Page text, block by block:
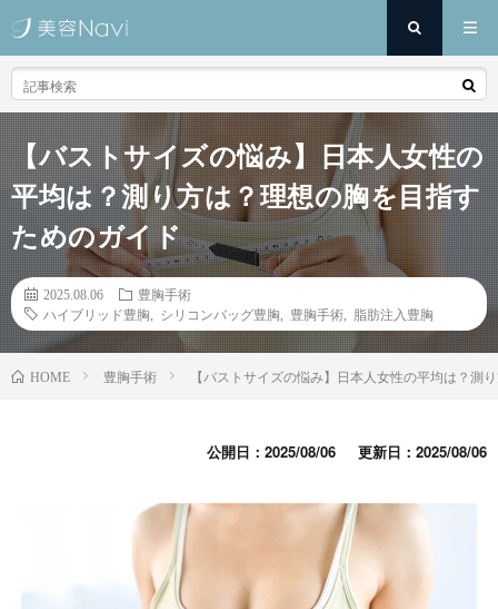
【バストサイズの悩み】日本人女性の
平均は？測り方は？理想の胸を目指す
ためのガイド
2025.08.06
豊胸手術
ハイブリッド豊胸
シリコンバッグ豊胸 豊胸手術 脂肪注入豊胸
HOME 豊胸手術 【バストサイズの悩み】日本人女性の平均は？測
公開日：2025/08/06 更新日：2025/08/06